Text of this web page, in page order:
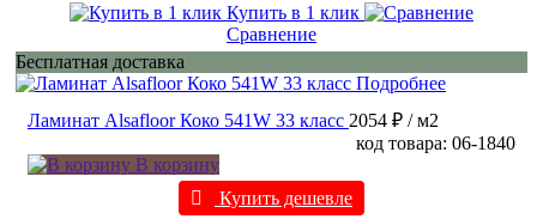
Купить в 1 клик
Сравнение
Бесплатная доставка
Подробнее
Ламинат Alsafloor Коко 541W 33 класс 2054 ₽ / м2
код товара: 06-1840
В корзину
Купить дешевле